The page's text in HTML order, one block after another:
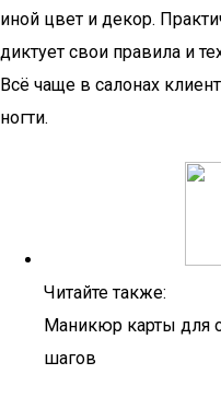
иной цвет и декор.
диктует свои правила и
Всё чаще в салонах
ногти.
Читайте также:
Маникюр карты для
шагов